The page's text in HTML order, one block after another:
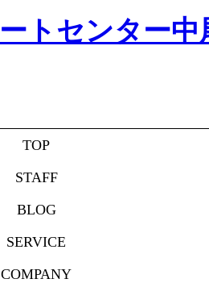
TOP
STAFF
BLOG
SERVICE
COMPANY